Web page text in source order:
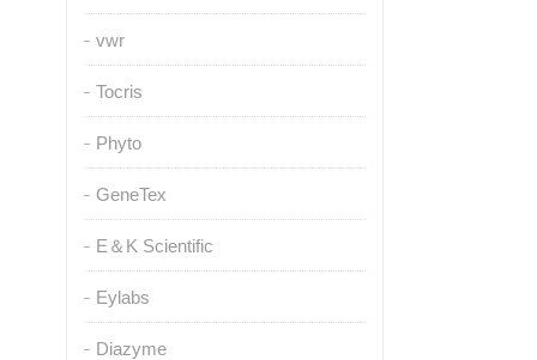
vwr
Tocris
Phyto
GeneTex
E＆K Scientific
Eylabs
Diazyme